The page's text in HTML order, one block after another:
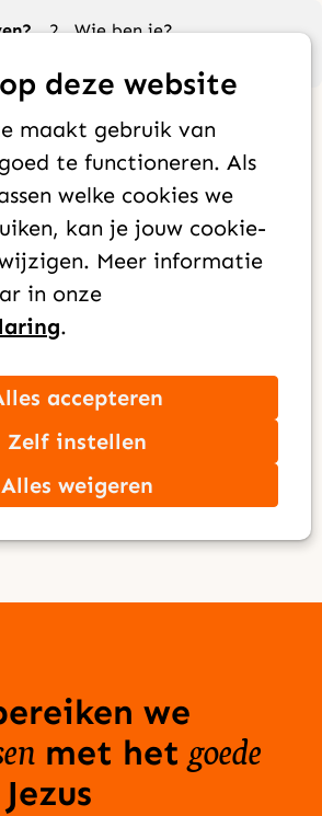
deze website
maakt gebruik van
te functioneren. Als
welke cookies we
kan je jouw cookie-
Meer informatie
in onze
.
accepteren
Zelf instellen
Alles weigeren
Wie ben je?
maand doneren?
een sterretje (*) zijn
we
met het goede